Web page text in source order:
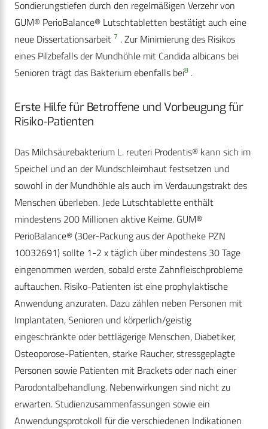
Sondierungstiefen durch den regelmäßigen Verzehr von
GUM® PerioBalance® Lutschtabletten bestätigt auch eine
neue Dissertationsarbeit 7 . Zur Minimierung des Risikos
eines Pilzbefalls der Mundhöhle mit Candida albicans bei
Senioren trägt das Bakterium ebenfalls bei8 .
Erste Hilfe für Betroffene und Vorbeugung für
Risiko-Patienten
Das Milchsäurebakterium L. reuteri Prodentis® kann sich im
Speichel und an der Mundschleimhaut festsetzen und
sowohl in der Mundhöhle als auch im Verdauungstrakt des
Menschen überleben. Jede Lutschtablette enthält
mindestens 200 Millionen aktive Keime. GUM®
PerioBalance® (30er-Packung aus der Apotheke PZN
10032691) sollte 1-2 x täglich über mindestens 30 Tage
eingenommen werden, sobald erste Zahnfleischprobleme
auftauchen. Risiko-Patienten ist eine prophylaktische
Anwendung anzuraten. Dazu zählen neben Personen mit
Implantaten, Senioren und körperlich/geistig
eingeschränkte oder bettlägerige Menschen, Diabetiker,
Osteoporose-Patienten, starke Raucher, stressgeplagte
Personen sowie Patienten mit Brackets oder nach einer
Parodontalbehandlung. Nebenwirkungen sind nicht zu
erwarten. Studienzusammenfassungen sowie ein
Anwendungsprotokoll für die verschiedenen Indikationen